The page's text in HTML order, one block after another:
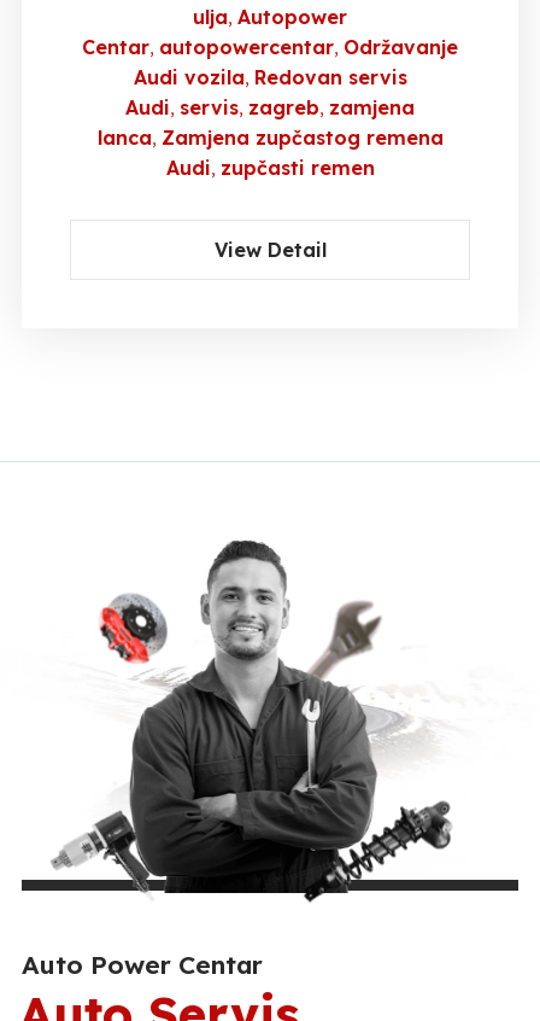
ulja Autopower
Centar autopowercentar Održavanje
Audi vozila Redovan servis
Audi servis zagreb zamjena
lanca Zamjena zupčastog remena
Audi zupčasti remen
View Detail
Auto Power Centar